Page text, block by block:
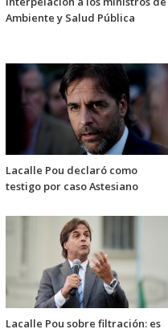
Ambiente y Salud Pública
Lacalle Pou declaró como
testigo por caso Astesiano
Lacalle Pou sobre filtración: es